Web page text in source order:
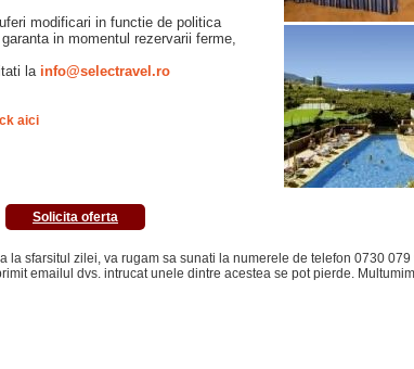
modificari in functie de politica
in momentul rezervarii ferme,
la info@selectravel.ro
aici
Solicita oferta
la sfarsitul zilei, va rugam sa sunati la numerele de telefon 0730 079
emailul dvs. intrucat unele dintre acestea se pot pierde.